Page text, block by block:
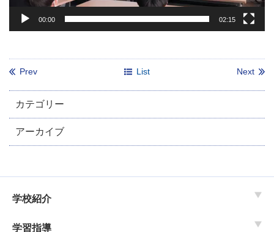
00:00 02:15
Prev List Next
カテゴリー
アーカイブ
学校紹介
学習指導